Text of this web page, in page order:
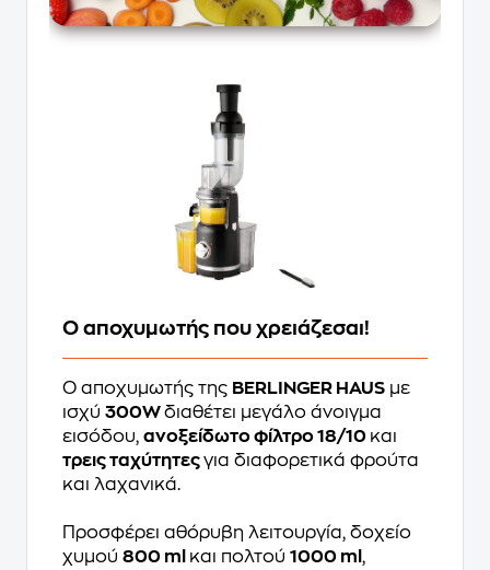
Ο αποχυμωτής που χρειάζεσαι!
Ο αποχυμωτής της BERLINGER HAUS με
ισχύ 300Wδιαθέτει μεγάλο άνοιγμα
εισόδου, ανοξείδωτο φίλτρο 18/10 και
τρεις ταχύτητεςγια διαφορετικά φρούτα
και λαχανικά.
Προσφέρει αθόρυβη λειτουργία, δοχείο
χυμού 800 ml και πολτού 1000 ml ,